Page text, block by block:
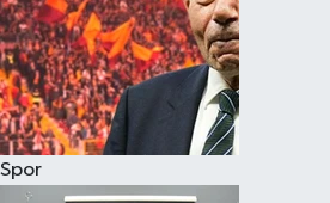
Spor
Magazin